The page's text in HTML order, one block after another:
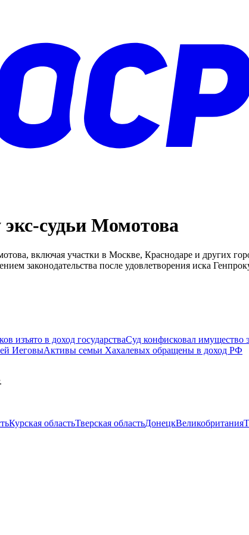
судьи Момотова
включая участки в Москве, Краснодаре и других
после удовлетворения иска
изъято в доход государстваСуд конфисковал имущество
ИеговыАктивы семьи Хахалевых обращены в доход РФ
Курская областьТверская областьДонецкВеликобритания